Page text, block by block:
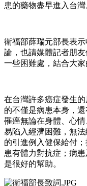
患的藥物盡早進入台灣
衛福部薛瑞元部長表
論，也請媒體記者朋
一些困難處，結合大家
在台灣許多癌症發生
的不僅是病患本身，
罹癌無論在身體、心
易陷入經濟困難，無
的引進例入健保給付
患有體力對抗症；病
是很好的幫助。